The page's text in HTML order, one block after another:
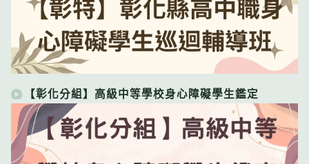
【彰化分組】高級中等學校身心障礙學生鑑定